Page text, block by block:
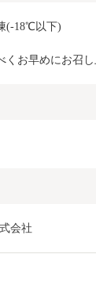
(-18℃以下)
くお早めにお召し
会社